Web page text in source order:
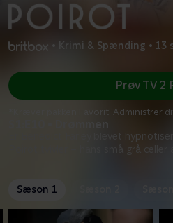
• Krimi & Spænding • 13
S1:E10 • Drømmen
Er Benedict Farley blevet
Poirot tvivler – hans små grå celler
Prøv TV 2
*Kræver pakken Favorit. Administrer
Sæson 1